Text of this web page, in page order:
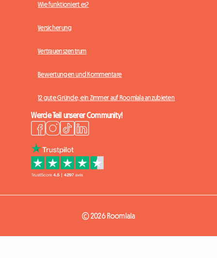
Wie funktioniert es?
Versicherung
Vertrauenszentrum
Bewertungen und Kommentare
12 gute Gründe, ein Zimmer auf Roomlala anzubieten
Werde Teil unserer Community!
© 2026 Roomlala